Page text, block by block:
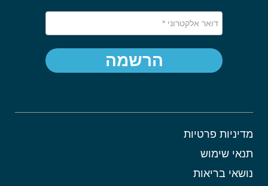
מדיניות פרטיות
תנאי שימוש
נושאי בריאות
הרשמה